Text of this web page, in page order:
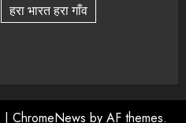
हरा भारत हरा गाँव
| ChromeNews by AF themes.